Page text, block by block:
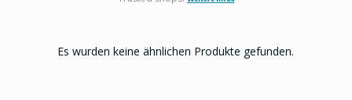
Es wurden keine ähnlichen Produkte gefunden.